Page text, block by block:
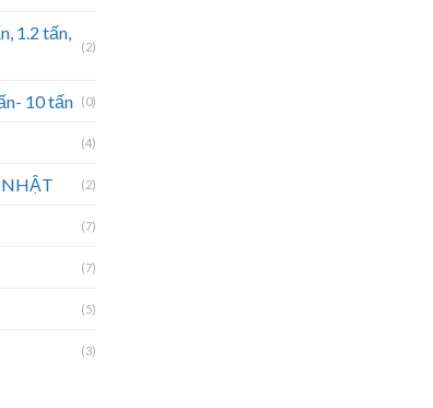
1.2 tấn,
(2)
10 tấn (0)
(4)
(2)
(7)
(7)
(5)
(3)